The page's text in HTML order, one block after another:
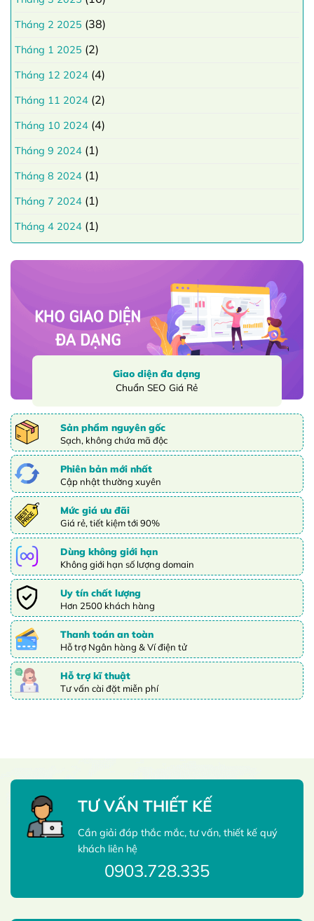
Tháng 2 2025 (38)
Tháng 1 2025 (2)
Tháng 12 2024 (4)
Tháng 11 2024 (2)
Tháng 10 2024 (4)
Tháng 9 2024 (1)
Tháng 8 2024 (1)
Tháng 7 2024 (1)
Tháng 4 2024 (1)
Giao diện đa dạng
Chuẩn SEO Giá Rẻ
Sản phẩm nguyên gốc
Sạch, không chứa mã độc
Phiên bản mới nhất
Cập nhật thường xuyên
Mức giá ưu đãi
Giá rẻ, tiết kiệm tới 90%
Dùng không giới hạn
Không giới hạn số lượng domain
Uy tín chất lượng
Hơn 2500 khách hàng
Thanh toán an toàn
Hỗ trợ Ngân hàng & Ví điện tử
Hỗ trợ kĩ thuật
Tư vấn cài đặt miễn phí
TƯ VẤN THIẾT KẾ
Cần giải đáp thắc mắc, tư vấn, thiết kế quý
khách liên hệ
0903.728.335